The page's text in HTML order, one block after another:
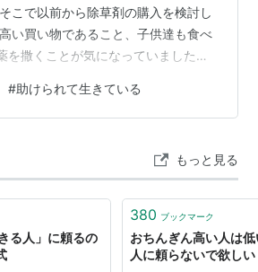
こで以前から除草剤の購入を検討し
い買い物であること、子供達も食べ
を撒くことが気になっていました
しい。」という言葉に背中を押さ
＆散布ができました。 しかし、私を
の朝、娘を保育園に送り届けたあ
るご近所さんに声をかけました。
除草剤を撒こうと思うんです…
#助けられて生きている
もっと見る
る人」に頼るの
380 ブックマーク
おちんぎん高い人は
人に頼らないで欲しい